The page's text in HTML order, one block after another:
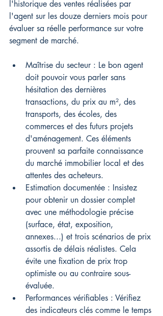
l'historique des ventes réalisées par
l'agent sur les douze derniers mois pour
évaluer sa réelle performance sur votre
segment de marché.
Maîtrise du secteur : Le bon agent
doit pouvoir vous parler sans
hésitation des dernières
transactions, du prix au m², des
transports, des écoles, des
commerces et des futurs projets
d'aménagement. Ces éléments
prouvent sa parfaite connaissance
du marché immobilier local et des
attentes des acheteurs.
Estimation documentée : Insistez
pour obtenir un dossier complet
avec une méthodologie précise
(surface, état, exposition,
annexes...) et trois scénarios de prix
assortis de délais réalistes. Cela
évite une fixation de prix trop
optimiste ou au contraire sous-
évaluée.
Performances vérifiables : Vérifiez
des indicateurs clés comme le temps